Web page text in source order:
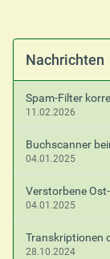
Nachrichten
Spam-Filter
11.02.2026
Buchscanner
04.01.2025
Verstorbene
04.01.2025
Transkriptionen
28.10.2024